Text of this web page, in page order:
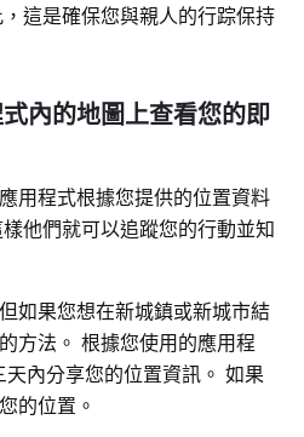
這是確保您與親人的行踪保持
內的地圖上查看您的即
用程式根據您提供的位置資料
他們就可以追蹤您的行動並知
如果您想在新城鎮或新城市結
方法。 根據您使用的應用程
內分享您的位置資訊。 如果
的位置。